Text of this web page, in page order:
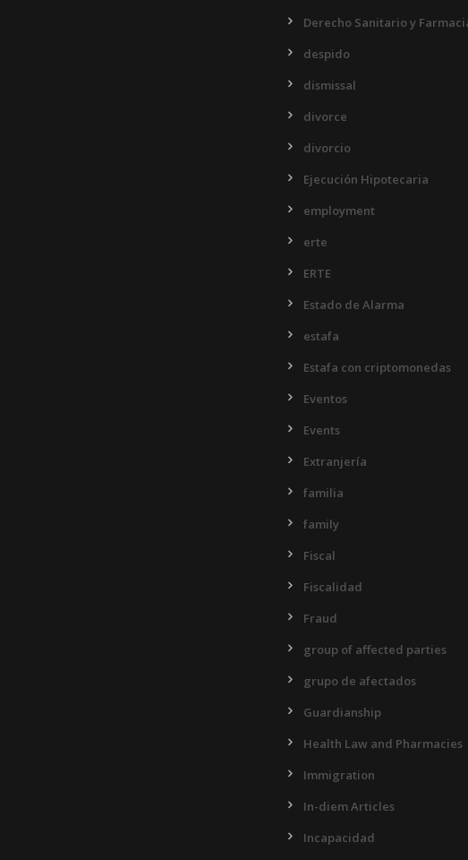
Derecho Sanitario y
despido
dismissal
divorce
divorcio
Ejecución Hipotecaria
employment
erte
ERTE
Estado de Alarma
estafa
Estafa con criptomonedas
Eventos
Events
Extranjería
familia
family
Fiscal
Fiscalidad
Fraud
group of affected parties
grupo de afectados
Guardianship
Health Law and Pharmacies
Immigration
In-diem Articles
Incapacidad